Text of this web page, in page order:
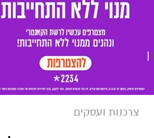
צרכנות ועסקים